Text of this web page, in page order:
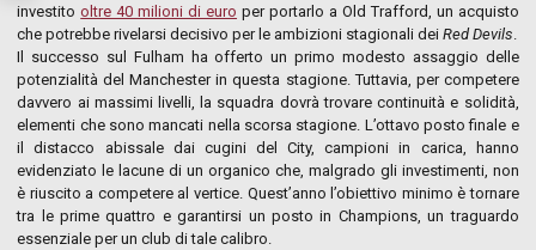
investitooltre 40 milioni di euro per portarlo a Old Trafford, un acquisto
che potrebbe rivelarsi decisivo per le ambizioni stagionali deiRed Devils
Il successo sul Fulham ha offerto un primo modesto assaggio delle
potenzialità del Manchester in questa stagione. Tuttavia, per competere
davvero ai massimi livelli, la squadra dovrà trovare continuità e solidità,
elementi che sono mancati nella scorsa stagione. L’ottavo posto finale e
il distacco abissale dai cugini del City, campioni in carica, hanno
evidenziato le lacune di un organico che, malgrado gli investimenti, non
è riuscito a competere al vertice. Quest’anno l’obiettivo minimo è tornare
tra le prime quattro e garantirsi un posto in Champions, un traguardo
essenziale per un club di tale calibro.